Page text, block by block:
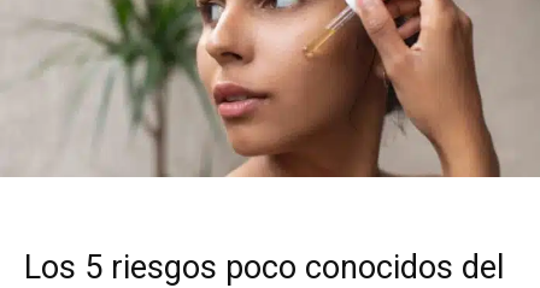
Los 5 riesgos poco conocidos del